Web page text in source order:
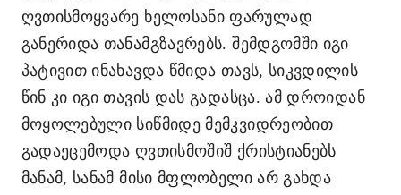
ღვთისმოყვარე ხელოსანი ფარულად
განერიდა თანამგზავრებს. შემდგომში იგი
პატივით ინახავდა წმიდა თავს, სიკვდილის
წინ კი იგი თავის დას გადასცა. ამ დროიდან
მოყოლებული სიწმიდე მემკვიდრეობით
გადაეცემოდა ღვთისმოშიშ ქრისტიანებს
მანამ, სანამ მისი მფლობელი არ გახდა